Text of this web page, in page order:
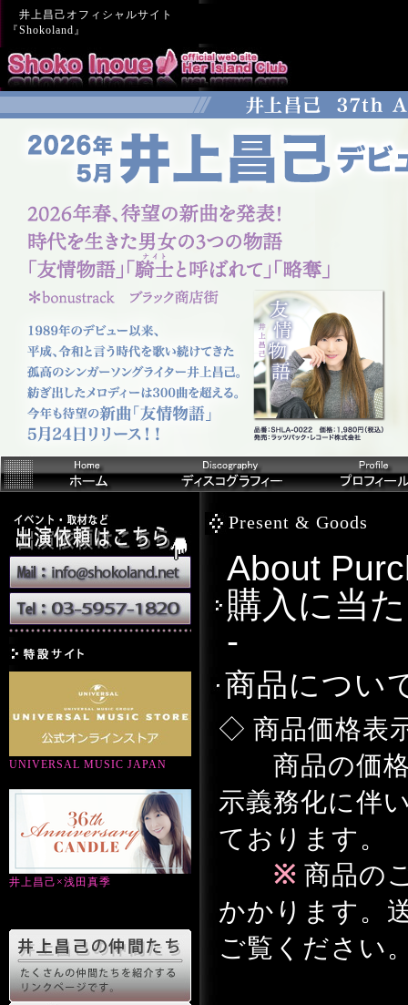
井上昌己オフィシャルサイト
『Shokoland』
UNIVERSAL MUSIC JAPAN
井上昌己×浅田真季
Present & Goods
About
購入に当
-
商品につい
◇ 商品価格表
商品の価格
示義務化に伴
ております。
※ 商品の
かかります。
ご覧ください